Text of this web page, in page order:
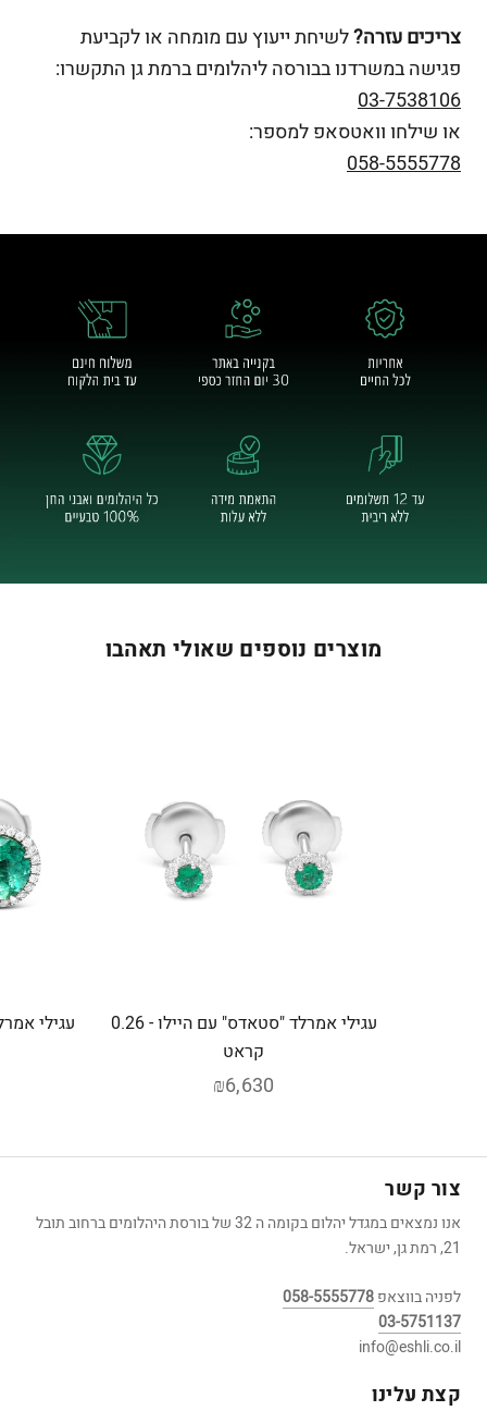
צריכים עזרה?לשיחת ייעוץ עם מומחה או לקביעת
פגישה במשרדנו בבורסה ליהלומים ברמת גן התקשרו:
03-7538106
או שילחו וואטסאפ למספר:
058-5555778
מוצרים נוספים שאולי תאהבו
עגילי אמרלד "סטאדס" עם היילו - 0.26
קראט
₪6,630
צור קשר
אנו נמצאים במגדל יהלום בקומה ה 32 של בורסת היהלומים ברחוב תובל
21, רמת גן, ישראל.
לפניה בווצאפ058-5555778
03-5751137
info@eshli.co.il
קצת עלינו